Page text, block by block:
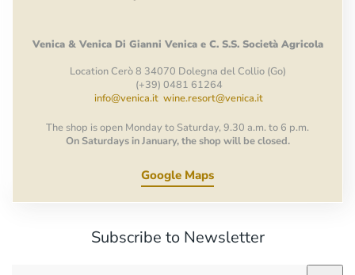
Venica & Venica Di Gianni Venica e C. S.S. Società Agricola
Location Cerò 8 34070 Dolegna del Collio (Go)
(+39) 0481 61264
info@venica.it wine.resort@venica.it
The shop is open Monday to Saturday, 9.30 a.m. to 6 p.m.
On Saturdays in January, the shop will be closed.
Google Maps
Subscribe to Newsletter